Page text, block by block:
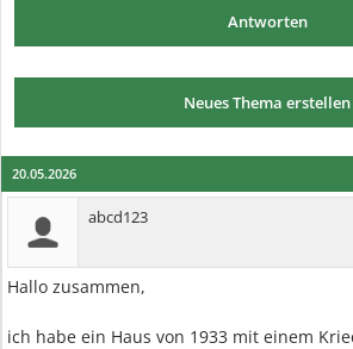
Antworten
Neues Thema erstellen
20.05.2026
abcd123
Hallo zusammen,
ich habe ein Haus von 1933 mit einem